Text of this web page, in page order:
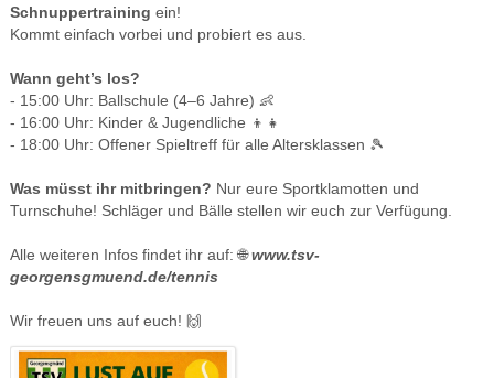
Schnuppertraining ein!
Kommt einfach vorbei und probiert es aus.
Wann geht’s los?
- 15:00 Uhr: Ballschule (4–6 Jahre) 👶
- 16:00 Uhr: Kinder & Jugendliche 👦👧
- 18:00 Uhr: Offener Spieltreff für alle Altersklassen 🎾
Was müsst ihr mitbringen? Nur eure Sportklamotten und
Turnschuhe! Schläger und Bälle stellen wir euch zur Verfügung.
Alle weiteren Infos findet ihr auf: 🌐www.tsv-
georgensgmuend.de/tennis
Wir freuen uns auf euch! 🙌